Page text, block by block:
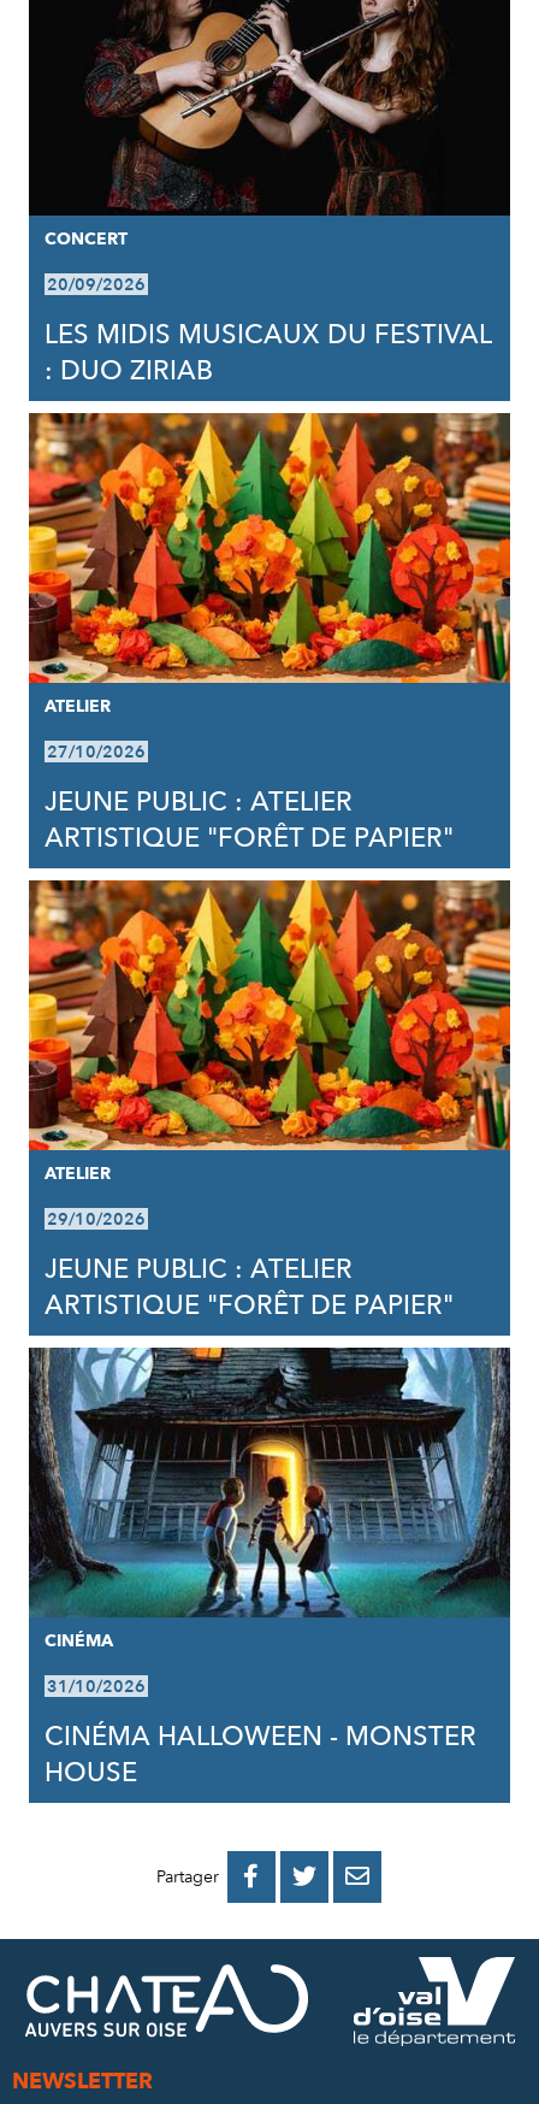
CONCERT
20/09/2026
LES MIDIS MUSICAUX DU FESTIVAL
: DUO ZIRIAB
ATELIER
27/10/2026
JEUNE PUBLIC : ATELIER
ARTISTIQUE "FORÊT DE PAPIER"
ATELIER
29/10/2026
JEUNE PUBLIC : ATELIER
ARTISTIQUE "FORÊT DE PAPIER"
CINÉMA
31/10/2026
CINÉMA HALLOWEEN - MONSTER
HOUSE
Partager 
PARTAGER
FACEBOOK
PARTAGER
PARTAGER
MAIL
NEWSLETTER